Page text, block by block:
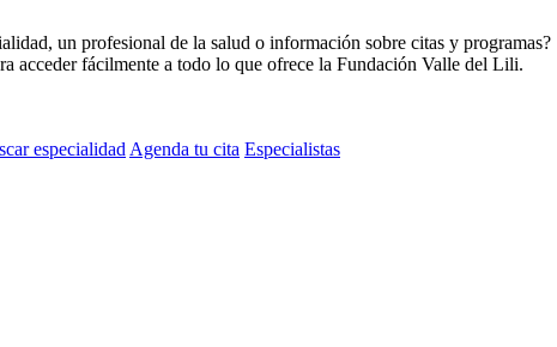
un profesional de la salud o información sobre citas y programas?
acceder fácilmente a todo lo que ofrece la Fundación Valle del Lili.
especialidad Agenda tu cita Especialistas